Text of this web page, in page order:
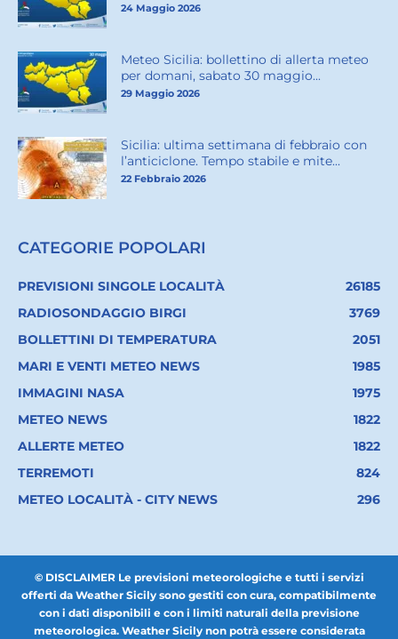
24 Maggio 2026
Meteo Sicilia: bollettino di allerta meteo
per domani, sabato 30 maggio...
29 Maggio 2026
Sicilia: ultima settimana di febbraio con
l’anticiclone. Tempo stabile e mite...
22 Febbraio 2026
CATEGORIE POPOLARI
PREVISIONI SINGOLE LOCALITÀ
26185
RADIOSONDAGGIO BIRGI
3769
BOLLETTINI DI TEMPERATURA
2051
MARI E VENTI METEO NEWS
1985
IMMAGINI NASA
1975
METEO NEWS
1822
ALLERTE METEO
1822
TERREMOTI
824
METEO LOCALITÀ - CITY NEWS
296
© DISCLAIMER Le previsioni meteorologiche e tutti i servizi
offerti da Weather Sicily sono gestiti con cura, compatibilmente
con i dati disponibili e con i limiti naturali della previsione
meteorologica. Weather Sicily non potrà essere considerata